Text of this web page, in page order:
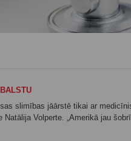
slimības jāārstē tikai ar
Natālija Volperte. „Amerikā jau